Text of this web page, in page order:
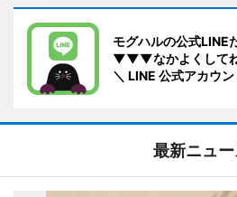
モグハルの公式LINE
▼▼▼なかよくし
＼ LINE 公式アカウン
最新ニュー